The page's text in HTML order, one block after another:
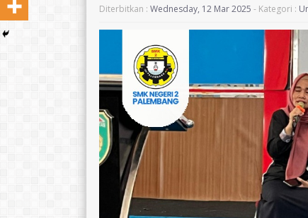
Diterbitkan : Wednesday, 12 Mar 2025 - Kategori :